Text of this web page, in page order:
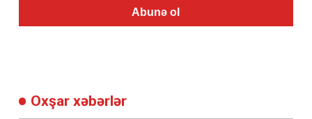
Abunə ol
Oxşar xəbərlər